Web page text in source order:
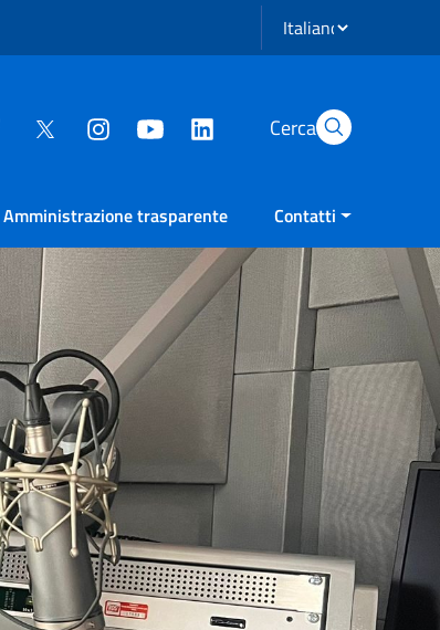
Seleziona lingua
Cerca
Amministrazione trasparente Contatti